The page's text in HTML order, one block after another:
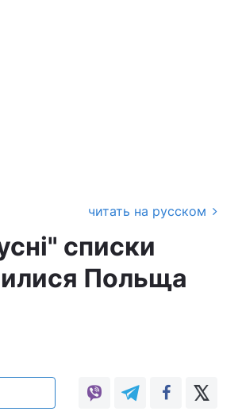
читать на русском
списки
Польща